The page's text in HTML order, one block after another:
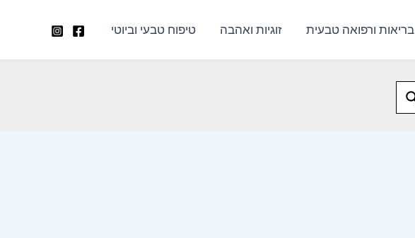
בריאות ורפואה טבעית זוגיות ואהבה טיפוח טבעי וביוטי